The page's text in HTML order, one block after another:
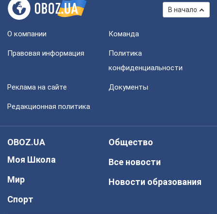
В начало
О компании Команда
Правовая информация
Политика
конфиденциальности
Реклама на сайте Документы
Редакционная политика
OBOZ.UA
Моя Школа
Мир
Спорт
Общество
Все новости
Новости образования